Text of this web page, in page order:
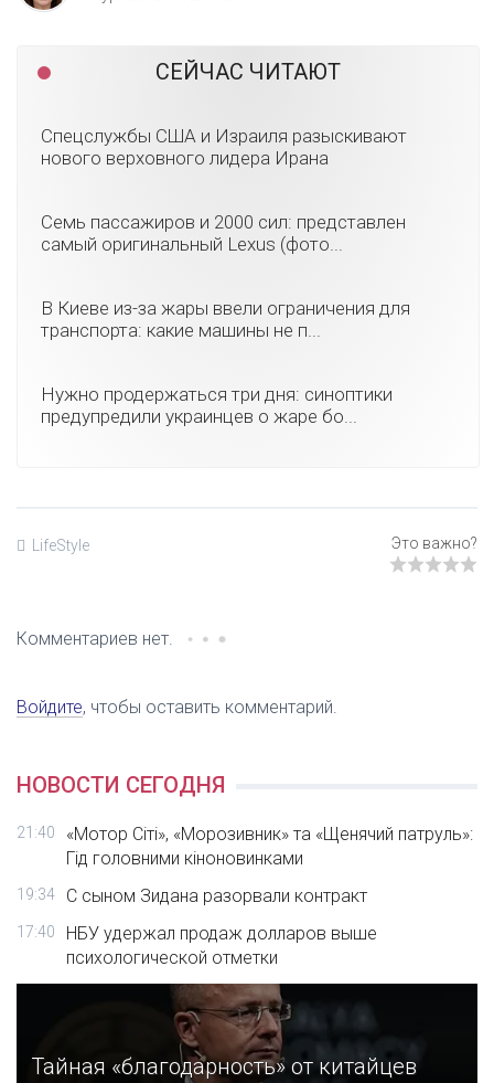
СЕЙЧАС ЧИТАЮТ
Спецслужбы США и Израиля разыскивают
нового верховного лидера Ирана
Семь пассажиров и 2000 сил: представлен
самый оригинальный Lexus (фото...
В Киеве из-за жары ввели ограничения для
транспорта: какие машины не п...
Нужно продержаться три дня: синоптики
предупредили украинцев о жаре бо...
LifeStyle
Комментариев нет.
Войдите, чтобы оставить комментарий.
НОВОСТИ СЕГОДНЯ
21:40
«Мотор Сіті», «Морозивник» та «Щенячий патруль»:
Гід головними кіноновинками
19:34 С сыном Зидана разорвали контракт
17:40
НБУ удержал продаж долларов выше
психологической отметки
Тайная «благодарность» от китайцев